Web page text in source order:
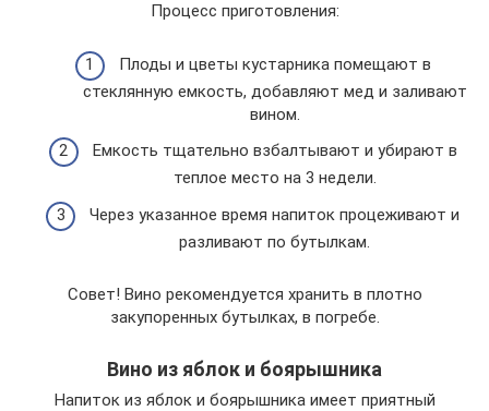
Процесс приготовления:
Плоды и цветы кустарника помещают в
стеклянную емкость, добавляют мед и заливают
вином.
Емкость тщательно взбалтывают и убирают в
теплое место на 3 недели.
Через указанное время напиток процеживают и
разливают по бутылкам.
Совет! Вино рекомендуется хранить в плотно
закупоренных бутылках, в погребе.
Вино из яблок и боярышника
Напиток из яблок и боярышника имеет приятный